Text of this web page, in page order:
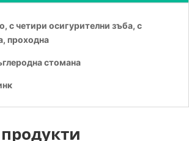
с четири осигурителни зъба, с
проходна
стомана